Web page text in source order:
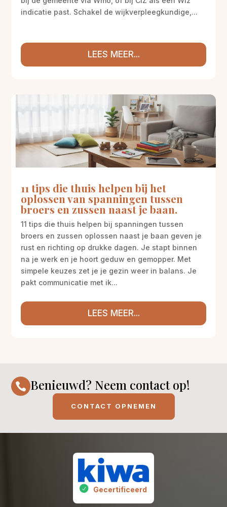
indicatie past. Schakel de wijkverpleegkundige,...
LEES MEER...
11 tips die thuis helpen bij het
oplossen van spanningen tussen
broers en zussen naast je baan.
11 tips die thuis helpen bij spanningen tussen
broers en zussen oplossen naast je baan geven je
rust en richting op drukke dagen. Je stapt binnen
na je werk en je hoort geduw en gemopper. Met
simpele keuzes zet je je gezin weer in balans. Je
pakt communicatie met ik...
LEES MEER...
 Benieuwd? Neem contact op!
CONTACT OPNEMEN
Gecertificeerd